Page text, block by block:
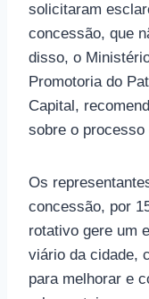
solicitaram
concessão, que
disso, o
Promotoria do
Capital,
sobre o
Os
concessão, por
rotativo gere um
viário da cidade,
para melhorar e